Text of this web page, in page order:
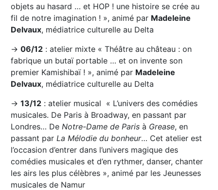
objets au hasard … et HOP ! une histoire se crée au
fil de notre imagination ! », animé par Madeleine
Delvaux, médiatrice culturelle au Delta
→06/12 : atelier mixte « Théâtre au château : on
fabrique un butaï portable … et on invente son
premier Kamishibaï ! », animé par Madeleine
Delvaux, médiatrice culturelle au Delta
→13/12 : atelier musical « L’univers des comédies
musicales. De Paris à Broadway, en passant par
Londres… De Notre-Dame de Paris à Grease, en
passant par La Mélodie du bonheur… Cet atelier est
l’occasion d’entrer dans l’univers magique des
comédies musicales et d’en rythmer, danser, chanter
les airs les plus célèbres », animé par les Jeunesses
musicales de Namur